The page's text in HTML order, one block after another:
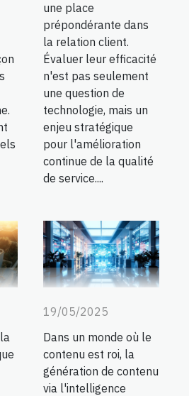
une place
prépondérante dans
la relation client.
Évaluer leur efficacité
n'est pas seulement
une question de
technologie, mais un
enjeu stratégique
pour l'amélioration
continue de la qualité
de service....
19/05/2025
Dans un monde où le
contenu est roi, la
génération de contenu
via l'intelligence